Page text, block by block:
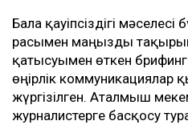
Бала қауіпсіздігі мәселесі
расымен маңызды
қатысуымен өткен
өңірлік коммуникациялар
жүргізілген. Аталмыш
журналистерге басқосу